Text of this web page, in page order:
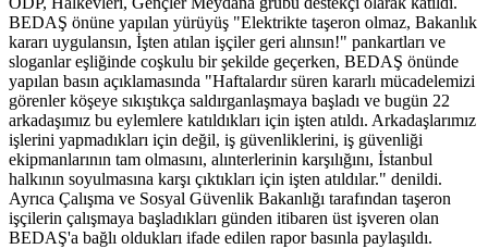
BEDAŞ önüne yapılan yürüyüş "Elektrikte taşeron olmaz, Bakanlık
kararı uygulansın, İşten atılan işçiler geri alınsın!" pankartları ve
sloganlar eşliğinde coşkulu bir şekilde geçerken, BEDAŞ önünde
yapılan basın açıklamasında "Haftalardır süren kararlı mücadelemizi
görenler köşeye sıkıştıkça saldırganlaşmaya başladı ve bugün 22
arkadaşımız bu eylemlere katıldıkları için işten atıldı. Arkadaşlarımız
işlerini yapmadıkları için değil, iş güvenliklerini, iş güvenliği
ekipmanlarının tam olmasını, alınterlerinin karşılığını, İstanbul
halkının soyulmasına karşı çıktıkları için işten atıldılar." denildi.
Ayrıca Çalışma ve Sosyal Güvenlik Bakanlığı tarafından taşeron
işçilerin çalışmaya başladıkları günden itibaren üst işveren olan
BEDAŞ'a bağlı oldukları ifade edilen rapor basınla paylaşıldı.